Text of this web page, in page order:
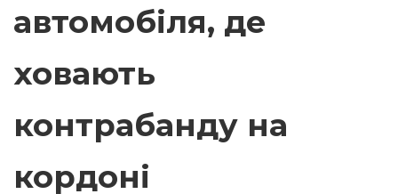
автомобіля, де
ховають
контрабанду на
кордоні